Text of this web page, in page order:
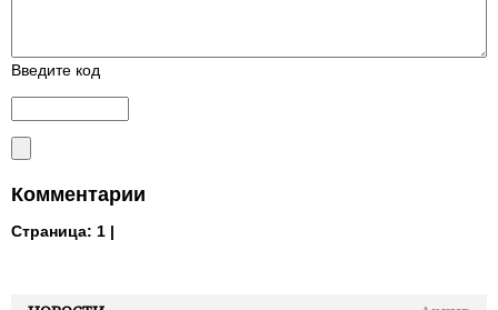
Введите код
Комментарии
Страница: 1 |